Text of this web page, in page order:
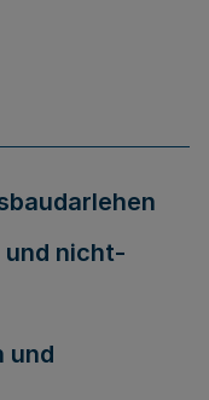
nicht-
und